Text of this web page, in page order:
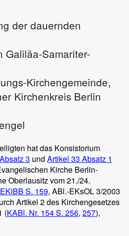
der dauernden
Galiläa-Samariter-
Kirchengemeinde,
Kirchenkreis Berlin
hat das Konsistorium
3 und Artikel 33 Absatz 1
Kirche Berlin-
Oberlausitz vom 21./24.
S. 159, ABl.-EKsOL 3/2003
Artikel 2 des Kirchengesetzes
(KABl. Nr. 154S. 256, 257),